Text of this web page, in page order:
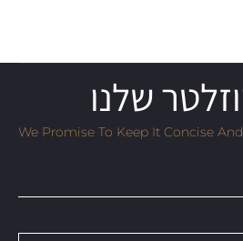
שלנו
We Promise To Keep It Concise